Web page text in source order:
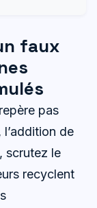
faux
pas
de
scrutez le
recyclent